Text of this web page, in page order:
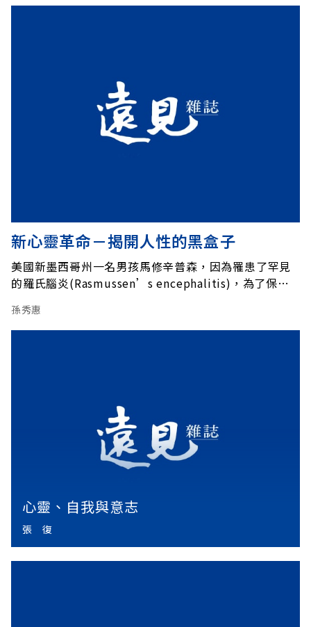
新心靈革命－揭開人性的黑盒子
美國新墨西哥州一名男孩馬修辛普森，因為罹患了罕見
的羅氏腦炎(Rasmussen’s encephalitis)，為了保
修，除了右半部肢體稍不靈活，與一般同齡的孩童並無
殊異。與馬修住在同一州的一名畫家，某日因車禍發生
孫秀惠
心靈、自我與意志
張 復